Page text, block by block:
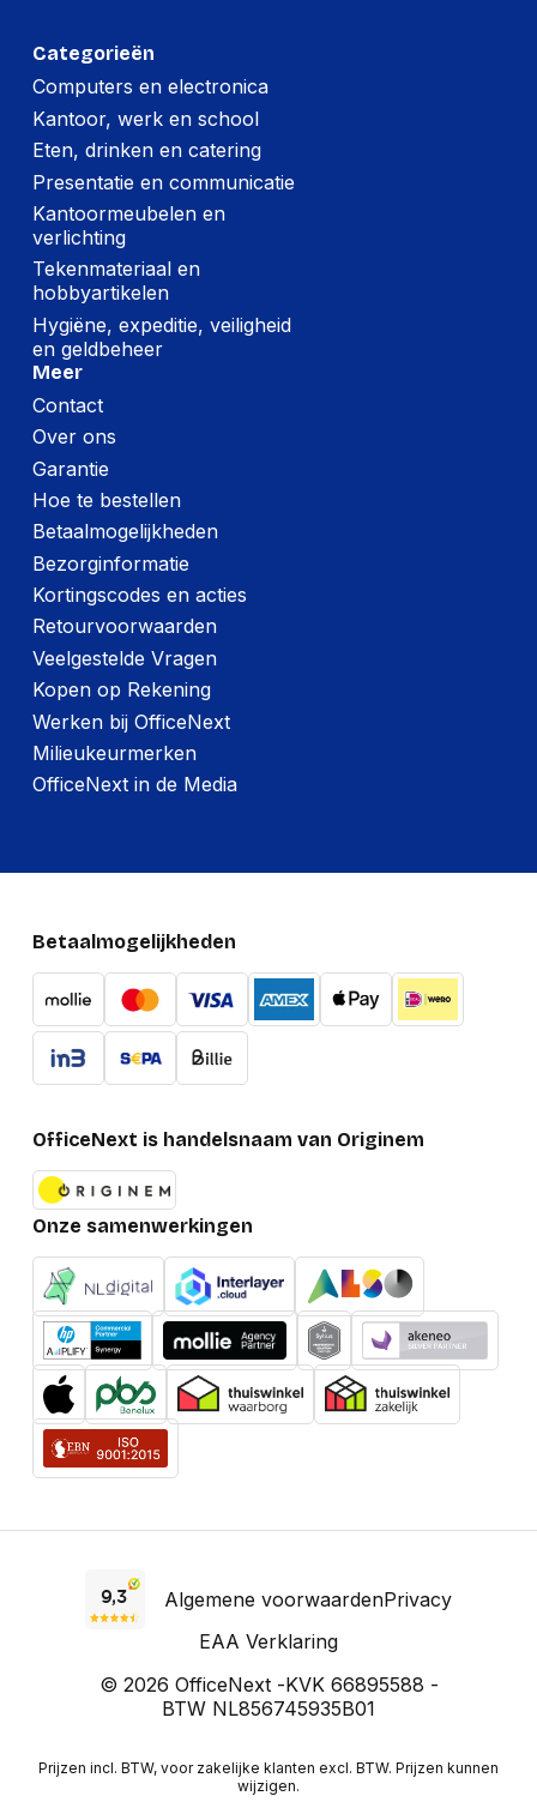
Categorieën
Computers en electronica
Kantoor, werk en school
Eten, drinken en catering
Presentatie en communicatie
Kantoormeubelen en
verlichting
Tekenmateriaal en
hobbyartikelen
Hygiëne, expeditie, veiligheid
en geldbeheer
Meer
Contact
Over ons
Garantie
Hoe te bestellen
Betaalmogelijkheden
Bezorginformatie
Kortingscodes en acties
Retourvoorwaarden
Veelgestelde Vragen
Kopen op Rekening
Werken bij OfficeNext
Milieukeurmerken
OfficeNext in de Media
Betaalmogelijkheden
OfficeNext is handelsnaam van Originem
Onze samenwerkingen
Algemene voorwaardenPrivacy
EAA Verklaring
© 2026 OfficeNext -KVK 66895588 -
BTW NL856745935B01
Prijzen incl. BTW, voor zakelijke klanten excl. BTW. Prijzen kunnen
wijzigen.